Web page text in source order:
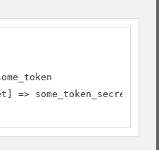
=> some_token_secret